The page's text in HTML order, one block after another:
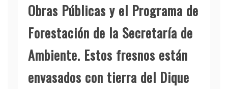
Obras Públicas y el Programa de
Forestación de la Secretaría de
Ambiente. Estos fresnos están
envasados con tierra del Dique